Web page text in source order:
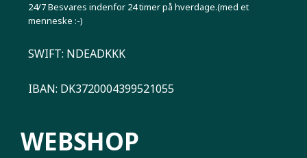
24/7 Besvares indenfor 24 timer på hverdage.(med et
menneske :-)
SWIFT: NDEADKKK
IBAN: DK3720004399521055
WEBSHOP